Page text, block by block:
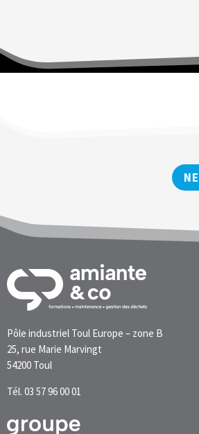
Pôle industriel Toul Europe – zone B
25, rue Marie Marvingt
54200 Toul
Tél. 03 57 96 00 01